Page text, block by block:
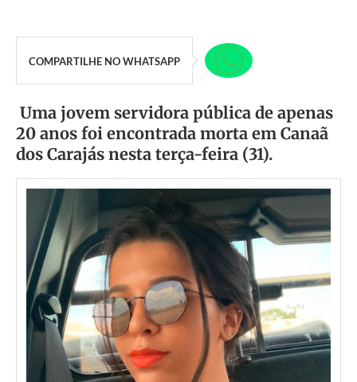
COMPARTILHE NO WHATSAPP
Uma jovem servidora pública de apenas
20 anos foi encontrada morta em Canaã
dos Carajás nesta terça-feira (31).